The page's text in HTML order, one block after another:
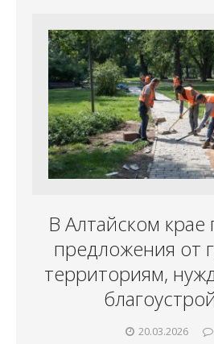
В Алтайском
предложения от
территориям,
20.03.2026